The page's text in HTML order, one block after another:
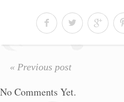
« Previous post
No Comments Yet.